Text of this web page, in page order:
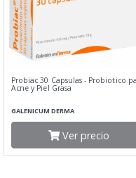
Probiac 30 Capsulas - Probiotico
Acne y Piel Grasa
GALENICUM DERMA
Ver precio